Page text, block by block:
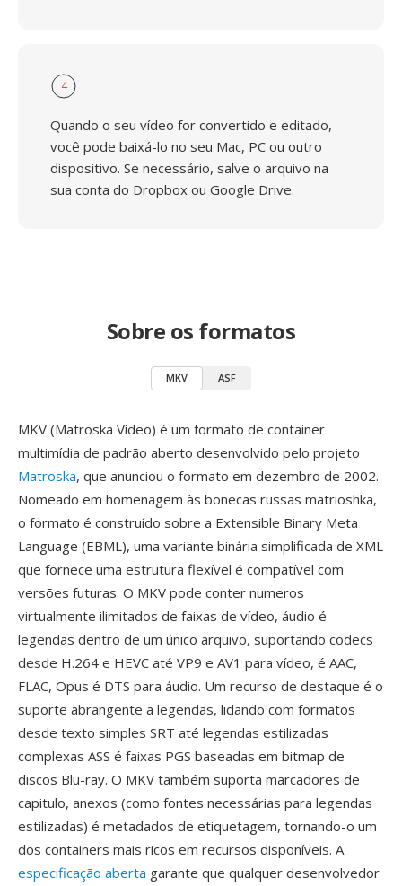
4
Quando o seu vídeo for convertido e editado,
você pode baixá-lo no seu Mac, PC ou outro
dispositivo. Se necessário, salve o arquivo na
sua conta do Dropbox ou Google Drive.
Sobre os formatos
MKV ASF
MKV (Matroska Vídeo) é um formato de container
multimídia de padrão aberto desenvolvido pelo projeto
Matroska, que anunciou o formato em dezembro de 2002.
Nomeado em homenagem às bonecas russas matrioshka,
o formato é construído sobre a Extensible Binary Meta
Language (EBML), uma variante binária simplificada de XML
que fornece uma estrutura flexível é compatível com
versões futuras. O MKV pode conter numeros
virtualmente ilimitados de faixas de vídeo, áudio é
legendas dentro de um único arquivo, suportando codecs
desde H.264 e HEVC até VP9 e AV1 para vídeo, é AAC,
FLAC, Opus é DTS para áudio. Um recurso de destaque é o
suporte abrangente a legendas, lidando com formatos
desde texto simples SRT até legendas estilizadas
complexas ASS é faixas PGS baseadas em bitmap de
discos Blu-ray. O MKV também suporta marcadores de
capitulo, anexos (como fontes necessárias para legendas
estilizadas) é metadados de etiquetagem, tornando-o um
dos containers mais ricos em recursos disponíveis. A
especificação aberta garante que qualquer desenvolvedor